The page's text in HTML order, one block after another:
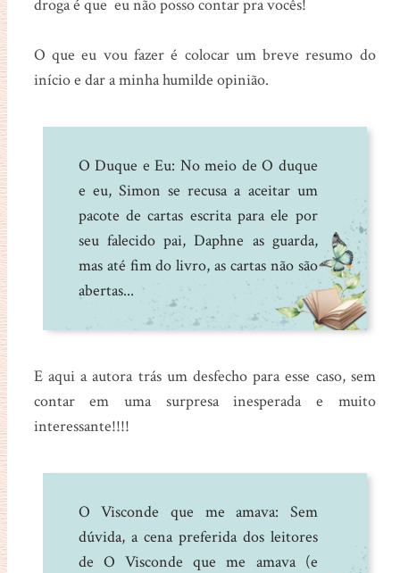
droga é que eu não posso contar pra vocês!
O que eu vou fazer é colocar um breve resumo do
início e dar a minha humilde opinião.
O Duque e Eu: No meio de O duque
e eu, Simon se recusa a aceitar um
pacote de cartas escrita para ele por
seu falecido pai, Daphne as guarda,
mas até fim do livro, as cartas não são
abertas...
E aqui a autora trás um desfecho para esse caso, sem
contar em uma surpresa inesperada e muito
interessante!!!!
O Visconde que me amava: Sem
dúvida, a cena preferida dos leitores
de O Visconde que me amava (e